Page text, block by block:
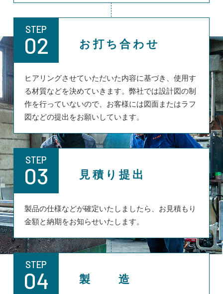
STEP
02 お打ち合わせ
ヒアリングさせていただいた内容に基づき、使用す
る材質などを決めていきます。弊社では設計図の制
作を行っていないので、お客様には図面またはラフ
図などの提出をお願いしています。
STEP
03 見積り提出
製品の仕様などが確定いたしましたら、お見積もり
金額と納期をお知らせいたします。
STEP
04 製 造